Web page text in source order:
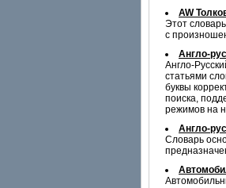
AW
Этот
с
Англо-
Англо-
статьями
буквы
поиска,
режимов на
Англо-
Словарь